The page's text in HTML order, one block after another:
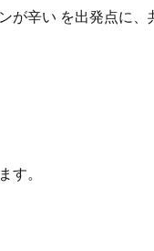
辛い を出発点に
す。